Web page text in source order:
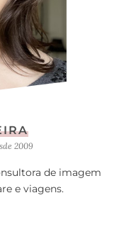
2009
de imagem
e viagens.